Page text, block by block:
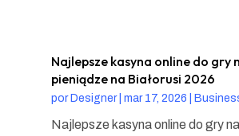
Najlepsze kasyna online do gry
pieniądze na Białorusi 2026
por Designer| mar 17, 2026
Najlepsze kasyna online do gry